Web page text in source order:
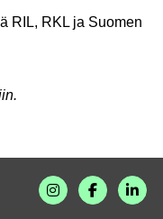
RIL, RKL ja Suomen